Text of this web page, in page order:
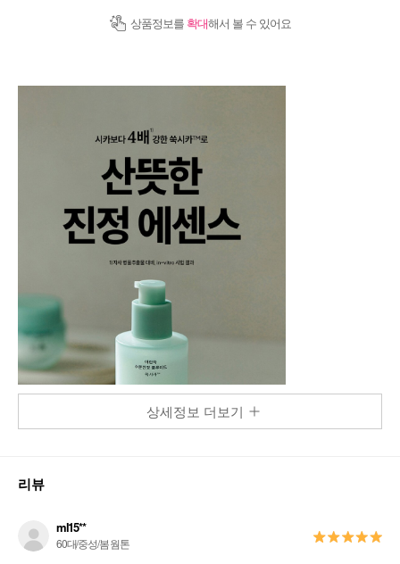
상품정보를 확대해서 볼 수 있어요
상세정보 더보기
리뷰
ml15**
60대/중성/봄 웜톤